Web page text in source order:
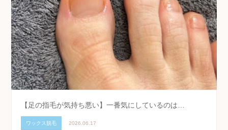
【足の指毛が気持ち悪い】一番気にしているのは…
ワックス脱毛 2026.06.17